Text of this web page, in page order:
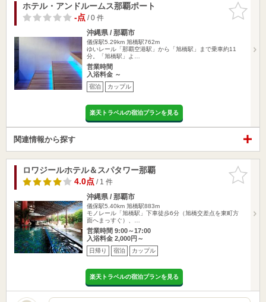
お気に入
りに追加
ホテル・アンドルームス那覇ポート
-点/ 0 件
沖縄県 / 那覇市
儀保駅5.29km 旭橋駅762m
ゆいレール「那覇空港駅」から「旭橋駅」まで乗車約11
分。「旭橋駅」よ…
営業時間
入浴料金 ～
宿泊 カップル
楽天トラベルの宿泊プランを見る
関連情報から探す
お気に入
りに追加
ロワジールホテル＆スパタワー那覇
4.0点/ 1 件
沖縄県 / 那覇市
儀保駅5.40km 旭橋駅883m
モノレール「旭橋駅」下車徒歩6分（旭橋交差点を東町方
面へまっすぐ）、…
営業時間 9:00～17:00
入浴料金 2,000円～
日帰り 宿泊 カップル
楽天トラベルの宿泊プランを見る